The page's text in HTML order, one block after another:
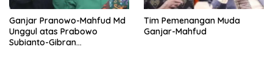
Ganjar Pranowo-Mahfud Md
Unggul atas Prabowo
Subianto-Gibran
Tim Pemenangan Muda
Ganjar-Mahfud